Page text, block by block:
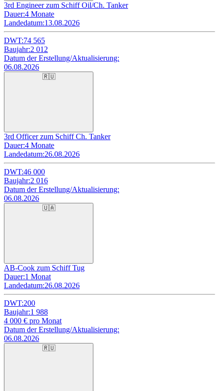
3rd Engineer zum Schiff Oil/Ch. Tanker
Dauer:4 Monate
Landedatum:13.08.2026
DWT:74 565
Baujahr:2 012
Datum der Erstellung/Aktualisierung:
06.08.2026
🇷🇺
3rd Officer zum Schiff Ch. Tanker
Dauer:4 Monate
Landedatum:26.08.2026
DWT:46 000
Baujahr:2 016
Datum der Erstellung/Aktualisierung:
06.08.2026
🇺🇦
AB-Cook zum Schiff Tug
Dauer:1 Monat
Landedatum:26.08.2026
DWT:200
Baujahr:1 988
4 000 € pro Monat
Datum der Erstellung/Aktualisierung:
06.08.2026
🇷🇺